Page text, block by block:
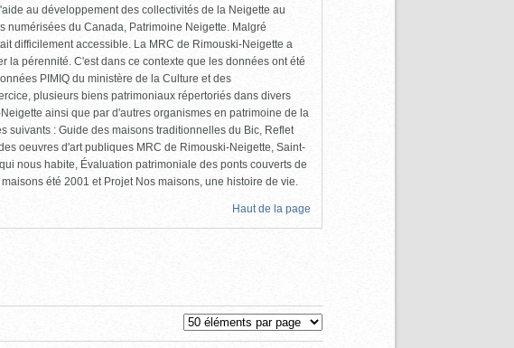
au développement des collectivités de la Neigette au
numérisées du Canada, Patrimoine Neigette. Malgré
difficilement accessible. La MRC de Rimouski-Neigette a
la pérennité. C'est dans ce contexte que les données ont été
PIMIQ du ministère de la Culture et des
plusieurs biens patrimoniaux répertoriés dans divers
ainsi que par d'autres organismes en patrimoine de la
suivants : Guide des maisons traditionnelles du Bic, Reflet
oeuvres d'art publiques MRC de Rimouski-Neigette, Saint-
nous habite, Évaluation patrimoniale des ponts couverts de
été 2001 et Projet Nos maisons, une histoire de vie.
Haut de la page